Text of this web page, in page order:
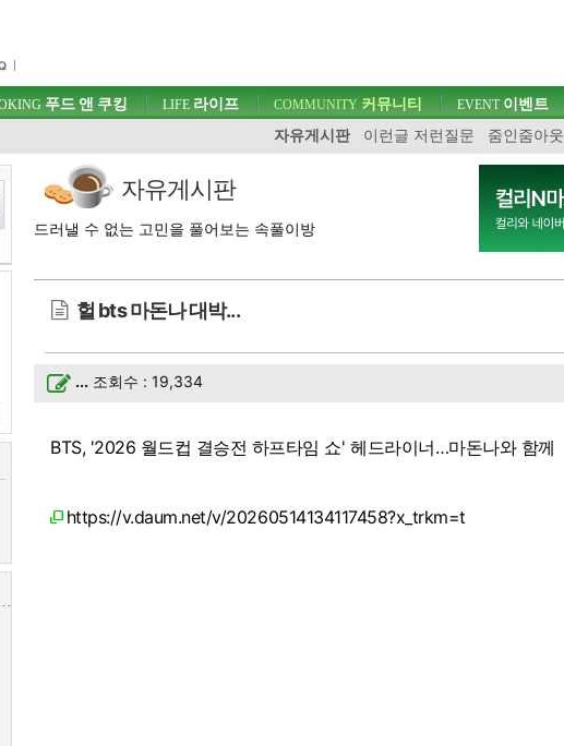
푸드 앤 쿠킹 LIFE 라이프 COMMUNITY 커뮤니티
자유게시판
이런글 저런질문 줌인줌아웃
EVENT이벤트
자유게시판
드러낼 수 없는 고민을 풀어보는 속풀이방
헐 bts 마돈나 대박...
... 조회수 : 19,334
BTS, '2026 월드컵 결승전 하프타임 쇼' 헤드라이너…마돈나와 함께
https://v.daum.net/v/20260514134117458?x_trkm=t